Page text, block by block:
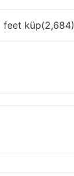
feet küp(2,684)